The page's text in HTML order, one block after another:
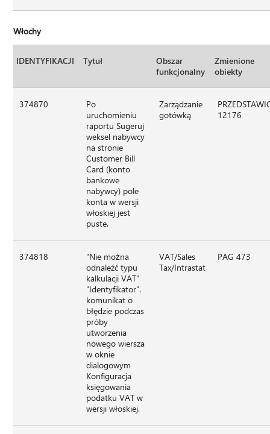
Włochy
IDENTYFIKACJI Tytuł
Obszar
funkcjonalny
Zmienione
obiekty
374870
Po
uruchomieniu
raportu Sugeruj
weksel nabywcy
na stronie
Customer Bill
Card (konto
bankowe
nabywcy) pole
konta w wersji
włoskiej jest
puste.
Zarządzanie
gotówką
12176
374818
"Nie można
odnaleźć typu
kalkulacji VAT"
"Identyfikator".
komunikat o
błędzie podczas
próby
utworzenia
nowego wiersza
w oknie
dialogowym
Konfiguracja
księgowania
podatku VAT w
wersji włoskiej.
VAT/Sales
Tax/Intrastat
PAG 473